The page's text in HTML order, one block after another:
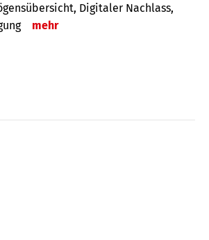
Digitaler Nach­lass,
mehr